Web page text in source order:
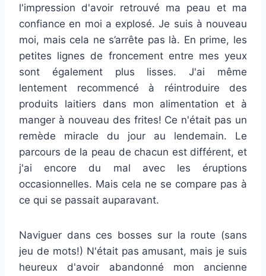
l'impression d'avoir retrouvé ma peau et ma
confiance en moi a explosé. Je suis à nouveau
moi, mais cela ne s’arrête pas là. En prime, les
petites lignes de froncement entre mes yeux
sont également plus lisses. J'ai même
lentement recommencé à réintroduire des
produits laitiers dans mon alimentation et à
manger à nouveau des frites! Ce n'était pas un
remède miracle du jour au lendemain. Le
parcours de la peau de chacun est différent, et
j'ai encore du mal avec les éruptions
occasionnelles. Mais cela ne se compare pas à
ce qui se passait auparavant.
Naviguer dans ces bosses sur la route (sans
jeu de mots!) N'était pas amusant, mais je suis
heureux d'avoir abandonné mon ancienne